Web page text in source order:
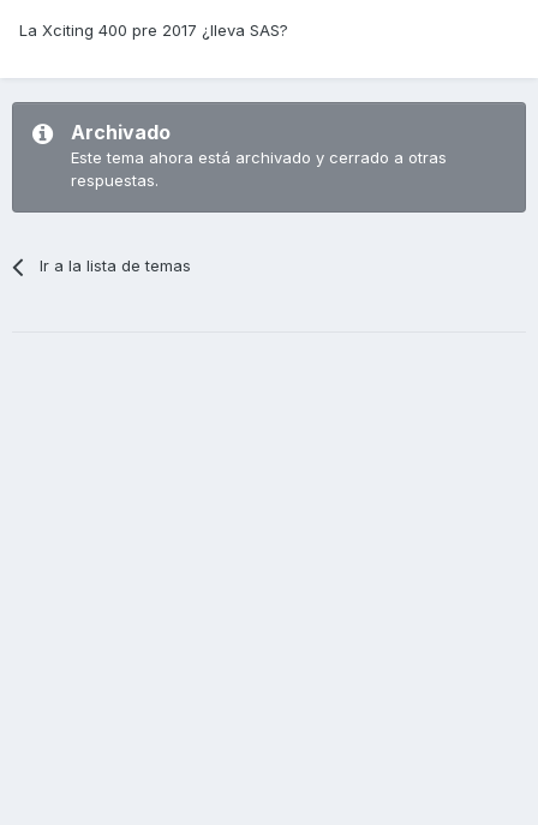
La Xciting 400 pre 2017 ¿lleva SAS?
Archivado
Este tema ahora está archivado y cerrado a otras
respuestas.
Ir a la lista de temas